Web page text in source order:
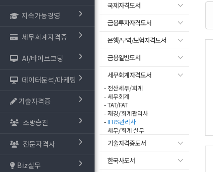
지속가능경영
세무회계자격증
AI/바이브코딩
데이터분석/마케팅
기술자격증
소방승진
전문자격사
Biz실무
국제자격도서
금융투자자격도서
은행/무역/보험자격도서
금융일반도서
세무회계자격도서
- 전산세무/회계
- 세무회계
- TAT/FAT
- 재경/회계관리사
-IFRS관리사
- 세무/회계 실무
기술자격증도서
한국사도서